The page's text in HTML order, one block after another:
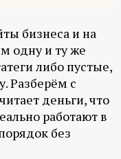
бизнеса и на
одну и ту же
либо пустые,
Разберём с
деньги, что
работают в
без